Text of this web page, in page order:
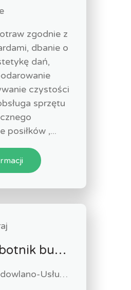
zgodnie z
dbanie o
dań,
czystości
sprzętu
posiłków ,...
Pomocniczy robotnik budowlany (k/m)
Przedsiębiorstwo Budowlano-Usługowe "Hema" Mariusz Klimek